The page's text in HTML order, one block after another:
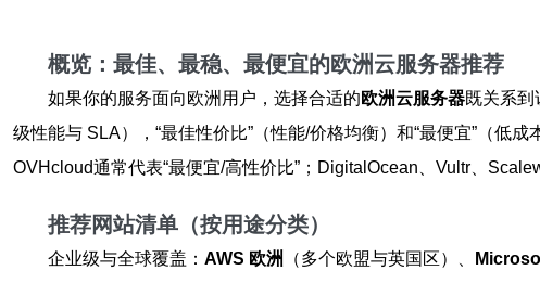
概览：最佳、最稳、最便宜的欧洲云服务器推荐
如果你的服务面向欧洲用户，选择合适的欧洲云服务器既关系
级性能与 SLA），“最佳性价比”（性能/价格均衡）和“最便宜”（低
OVHcloud通常代表“最便宜/高性价比”；DigitalOcean、Vultr、
推荐网站清单（按用途分类）
企业级与全球覆盖： AWS 欧洲 （多个欧盟与英国区）、